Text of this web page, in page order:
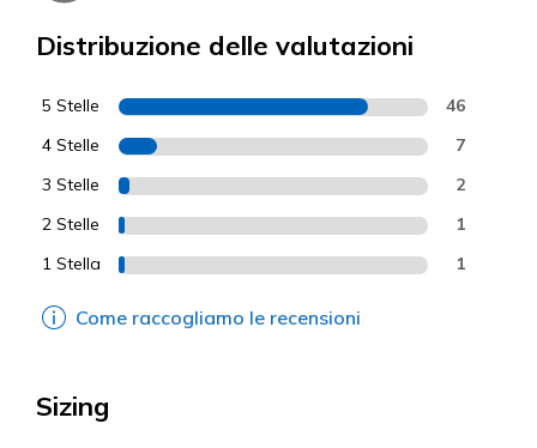
Distribuzione delle valutazioni
5 Stelle 46
4 Stelle 7
3 Stelle 2
2 Stelle 1
1 Stella 1
Come raccogliamo le recensioni
Sizing